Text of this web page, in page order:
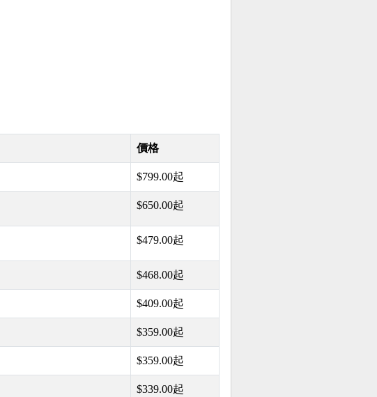
價格
$799.00起
$650.00起
$479.00起
$468.00起
$409.00起
$359.00起
$359.00起
$339.00起